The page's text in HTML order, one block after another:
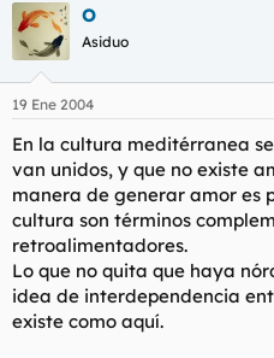
O
Asiduo
19 Ene 2004
En la cultura meditérranea
van unidos, y que no existe
manera de generar amor es
cultura son términos
retroalimentadores.
Lo que no quita que haya
idea de interdependencia
existe como aquí.